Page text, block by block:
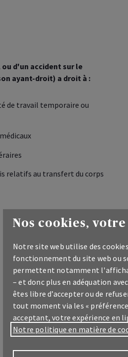
d'un accident sur le
ayant-droit) a droit à :
de travail temporaire ou
relatifs au transfert du corps
Fiche produit &
Nos cookies,
Notre site web utilise des
fonctionnement du site web ou
permettent notamment
– et donc plus en adéquation
êtes libre d’accepter ou de
tout moment via les «
acceptant, votre expérience en
Notre politique en matière de